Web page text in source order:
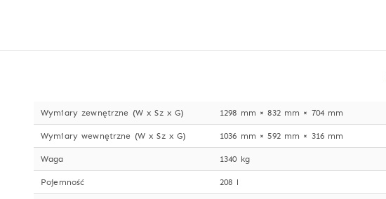
Wymiary zewnętrzne (W x Sz x G) 1298 mm × 832 mm × 704 mm
Wymiary wewnętrzne (W x Sz x G) 1036 mm × 592 mm × 316 mm
Waga 1340 kg
Pojemność 208 l